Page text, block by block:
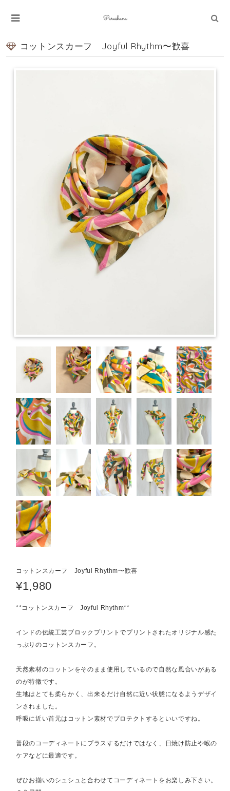
コットンスカーフ Joyful Rhythm〜歓喜
コットンスカーフ Joyful Rhythm〜歓喜
¥1,980
**コットンスカーフ Joyful Rhythm**
インドの伝統工芸ブロックプリントでプリントされたオリジナル感た
っぷりのコットンスカーフ。
天然素材のコットンをそのまま使用しているので自然な風合いがある
のが特徴です。
生地はとても柔らかく、出来るだけ自然に近い状態になるようデザイ
ンされました。
呼吸に近い首元はコットン素材でプロテクトするといいですね。
普段のコーディネートにプラスするだけではなく、日焼け防止や喉の
ケアなどに最適です。
ぜひお揃いのシュシュと合わせてコーディネートをお楽しみ下さい。